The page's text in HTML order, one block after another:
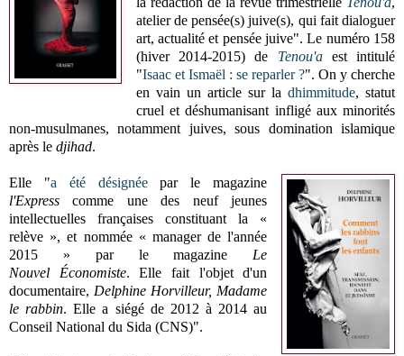
atelier de pensée(s) juive(s), qui fait dialoguer
art, actualité et pensée juive". Le numéro 158
(hiver 2014-2015) de Tenou'aest intitulé
"Isaac et Ismaël : se reparler ?". On y cherche
en vain un article sur la dhimmitude, statut
cruel et déshumanisant infligé aux minorités
non-musulmanes, notamment juives, sous domination islamique
après le djihad.
Elle "a été désignéepar le magazine
l'Expresscomme une des neuf jeunes
intellectuelles françaises constituant la «
relève », et nommée « manager de l'année
2015 » par le magazine Le
Nouvel Économiste. Elle fait l'objet d'un
documentaire, Delphine Horvilleur, Madame
le rabbin. Elle a siégé de 2012 à 2014 au
Conseil National du Sida (CNS)".